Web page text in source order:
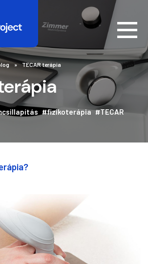
TECAR terápia
#fizikoterápia #TECAR